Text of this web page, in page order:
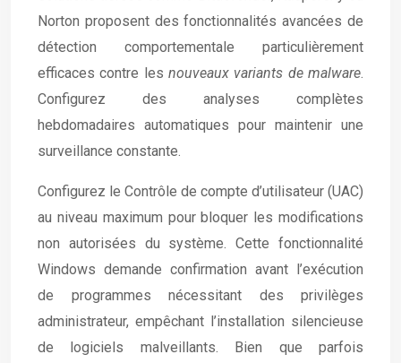
Norton proposent des fonctionnalités avancées de
détection comportementale particulièrement
efficaces contre les nouveaux variants de malware.
Configurez des analyses complètes
hebdomadaires automatiques pour maintenir une
surveillance constante.
Configurez le Contrôle de compte d’utilisateur (UAC)
au niveau maximum pour bloquer les modifications
non autorisées du système. Cette fonctionnalité
Windows demande confirmation avant l’exécution
de programmes nécessitant des privilèges
administrateur, empêchant l’installation silencieuse
de logiciels malveillants. Bien que parfois